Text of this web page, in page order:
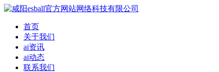
首页
关于我们
ai资讯
ai动态
联系我们